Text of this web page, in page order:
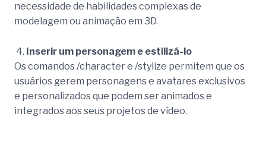
necessidade de habilidades complexas de
modelagem ou animação em 3D.
Inserir um personagem e estilizá-lo
Os comandos /character e /stylize permitem que os
usuários gerem personagens e avatares exclusivos
e personalizados que podem ser animados e
integrados aos seus projetos de vídeo.